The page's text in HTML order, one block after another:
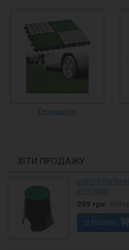
Георешітка
ХІТИ ПРОДАЖУ
БОКС
КРУГЛИЙ
209 грн
В КОШИК